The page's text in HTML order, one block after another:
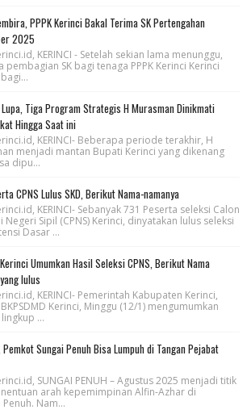
PPPK Kerinci Bakal Terima SK Pertengahan
2025
KERINCI - Setelah sekian lama menunggu,
pembagian SK bagi tenaga PPPK Kerinci Kerinci
Tiga Program Strategis H Murasman Dinikmati
Hingga Saat ini
KERINCI- Beberapa periode terakhir, H
menjadi mantan Bupati Kerinci yang dikenang
dipu...
CPNS Lulus SKD, Berikut Nama-namanya
KERINCI- Sebanyak 731 Peserta seleksi Calon
Negeri Sipil (CPNS) Kerinci, dinyatakan lulus seleksi
Dasar ...
Umumkan Hasil Seleksi CPNS, Berikut Nama
lulus
KERINCI- Pemerintah Kabupaten Kerinci,
Kerinci, Minggu (12/1) mengumumkan
...
Sungai Penuh Bisa Lumpuh di Tangan Pejabat
SUNGAI PENUH – Agustus 2025 menjadi titik
arah kepemimpinan Alfin-Azhar di
Nam...